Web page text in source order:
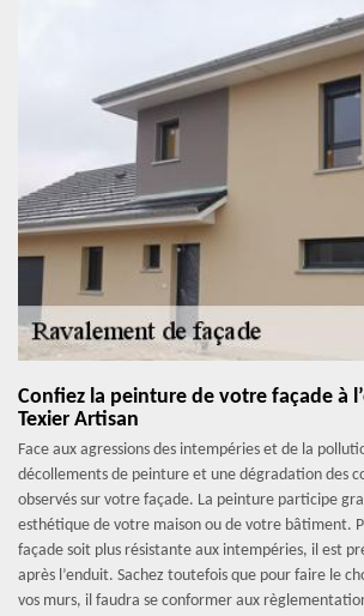
Confiez la peinture de votre façade à
Texier Artisan
Face aux agressions des intempéries et de la
décollements de peinture et une dégradation des
observés sur votre façade. La peinture participe
esthétique de votre maison ou de votre bâtiment.
façade soit plus résistante aux intempéries, il est
après l’enduit. Sachez toutefois que pour faire le
vos murs, il faudra se conformer aux